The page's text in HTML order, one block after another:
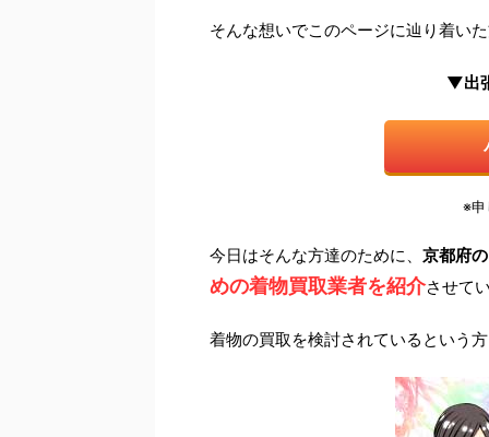
そんな想いでこのページに辿り着い
▼出
※申
今日はそんな方達のために、 京都府
めの着物買取業者を紹介させて
着物の買取を検討されているという